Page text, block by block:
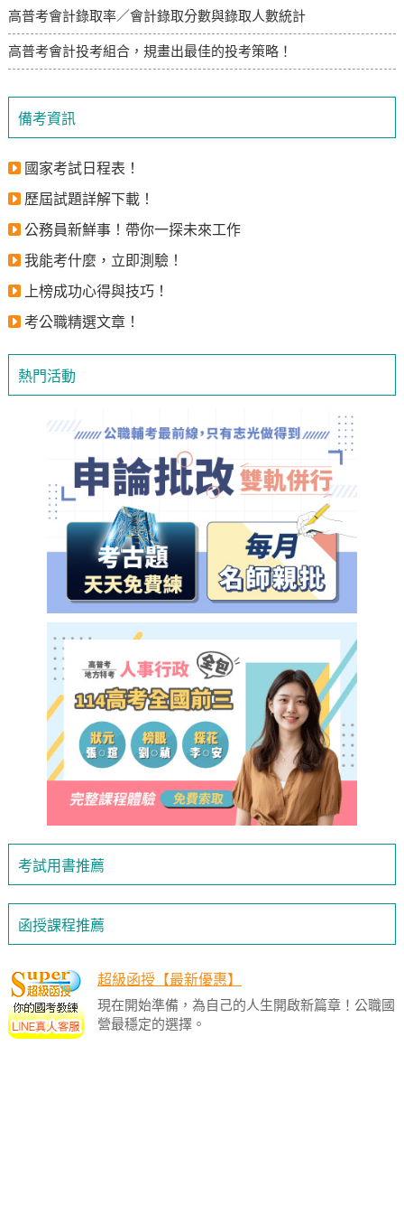
備考資訊
國家考試日程表！
歷屆試題詳解下載！
公務員新鮮事！帶你一探未來工作
我能考什麼，立即測驗！
上榜成功心得與技巧！
考公職精選文章！
熱門活動
考試用書推薦
函授課程推薦
超級函授【最新優惠】
現在開始準備，為自己的人生開啟新篇章！公職國
營最穩定的選擇。
高普考會計錄取率／會計錄取分數與錄取人數統計
高普考會計投考組合，規畫出最佳的投考策略！